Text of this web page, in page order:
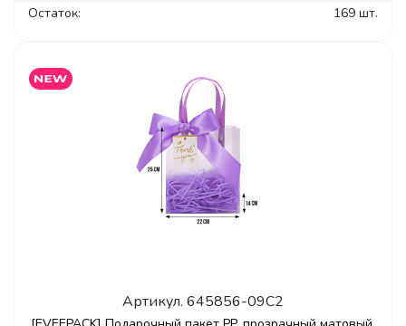
Остаток:
169 шт.
Артикул. 645856-09C2